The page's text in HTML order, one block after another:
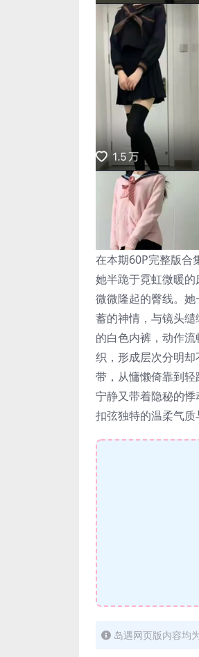
在本期60P完整版合
她半跪于霓虹微暖
微微隆起的臀线。
蓄的神情，与镜头
的白色内裤，动作
织，形成层次分明
带，从慵懒倚靠到
宁静又带着隐秘的
扣弦独特的温柔气质
岛遇网页版内容均